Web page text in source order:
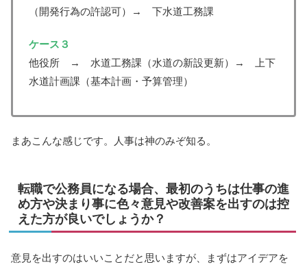
（開発行為の許認可）→ 下水道工務課
ケース３
他役所 → 水道工務課（水道の新設更新）→ 上下
水道計画課（基本計画・予算管理）
まあこんな感じです。人事は神のみぞ知る。
転職で公務員になる場合、最初のうちは仕事の進
め方や決まり事に色々意見や改善案を出すのは控
えた方が良いでしょうか？
意見を出すのはいいことだと思いますが、まずはアイデアを